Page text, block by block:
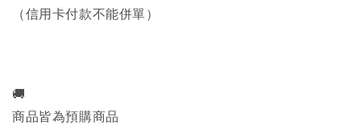
（信用卡付款不能併單）
🚚
商品皆為預購商品